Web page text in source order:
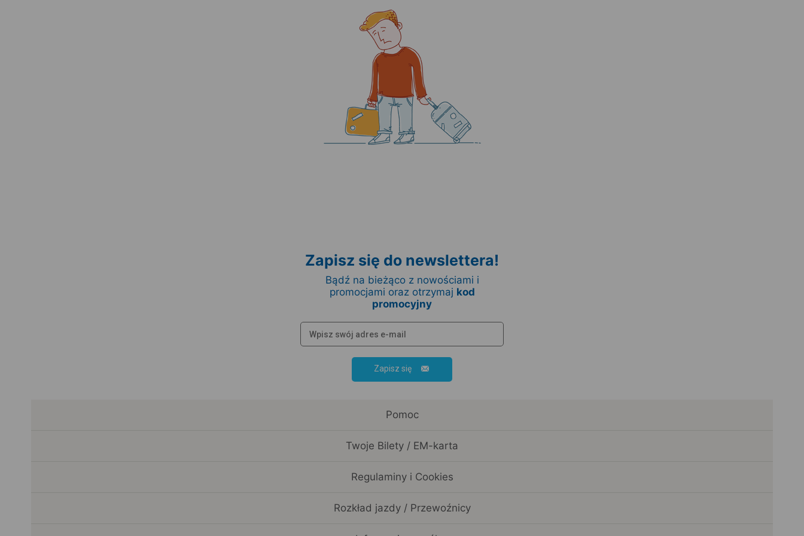
Zapisz się do newslettera!
Bądź na bieżąco z nowościami i
promocjami oraz otrzymaj kod
promocyjny
Zapisz się
Pomoc
Twoje Bilety / EM-karta
Regulaminy i Cookies
Rozkład jazdy / Przewoźnicy